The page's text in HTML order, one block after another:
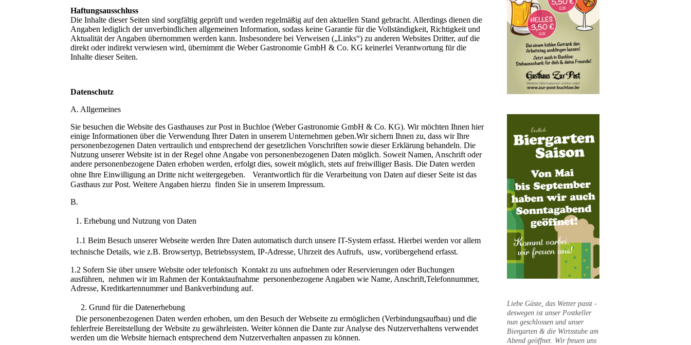
Haftungsausschluss
Die Inhalte dieser Seiten sind sorgfältig geprüft und werden regelmäßig auf den aktuellen Stand gebracht. Allerdings dienen die
Angaben lediglich der unverbindlichen allgemeinen Information, sodass keine Garantie für die Vollständigkeit, Richtigkeit und
Aktualität der Angaben übernommen werden kann. Insbesondere bei Verweisen („Links“) zu anderen Websites Dritter, auf die
direkt oder indirekt verwiesen wird, übernimmt die Weber Gastronomie GmbH & Co. KG keinerlei Verantwortung für die
Inhalte dieser Seiten.
Datenschutz
A. Allgemeines
Sie besuchen die Website des Gasthauses zur Post in Buchloe (Weber Gastronomie GmbH & Co. KG). Wir möchten Ihnen hier
einige Informationen über die Verwendung Ihrer Daten in unserem Unternehmen geben.Wir sichern Ihnen zu, dass wir Ihre
personenbezogenen Daten vertraulich und entsprechend der gesetzlichen Vorschriften sowie dieser Erklärung behandeln. Die
Nutzung unserer Website ist in der Regel ohne Angabe von personenbezogenen Daten möglich. Soweit Namen, Anschrift oder
andere personenbezogene Daten erhoben werden, erfolgt dies, soweit möglich, stets auf freiwilliger Basis. Die Daten werden
ohne Ihre Einwilligung an Dritte nicht weitergegeben. Verantwortlich für die Verarbeitung von Daten auf dieser Seite ist das
Gasthaus zur Post. Weitere Angaben hierzu finden Sie in unserem Impressum.
B.
1. Erhebung und Nutzung von Daten
1.1 Beim Besuch unserer Webseite werden Ihre Daten automatisch durch unsere IT-System erfasst. Hierbei werden vor allem
technische Details, wie z.B. Browsertyp, Betriebssystem, IP-Adresse, Uhrzeit des Aufrufs, usw, vorübergehend erfasst.
1.2 Sofern Sie über unsere Website oder telefonisch Kontakt zu uns aufnehmen oder Reservierungen oder Buchungen
ausführen, nehmen wir im Rahmen der Kontaktaufnahme personenbezogene Angaben wie Name, Anschrift,Telefonnummer,
Adresse, Kreditkartennummer und Bankverbindung auf.
2. Grund für die Datenerhebung
Die personenbezogenen Daten werden erhoben, um den Besuch der Webseite zu ermöglichen (Verbindungsaufbau) und die
fehlerfreie Bereitstellung der Website zu gewährleisten. Weiter können die Dante zur Analyse des Nutzerverhaltens verwendet
werden um die Website hiernach entsprechend dem Nutzerverhalten anpassen zu können.
Liebe Gäste, das Wetter passt -
deswegen ist unser Postkeller
nun geschlossen und unser
Biergarten & die Wirtsstube am
Abend geöffnet. Wir freuen uns